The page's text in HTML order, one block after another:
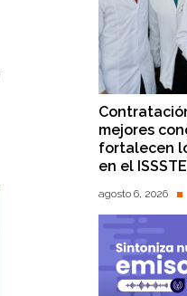
mejores
fortalecen
en el
agosto 6, 2026